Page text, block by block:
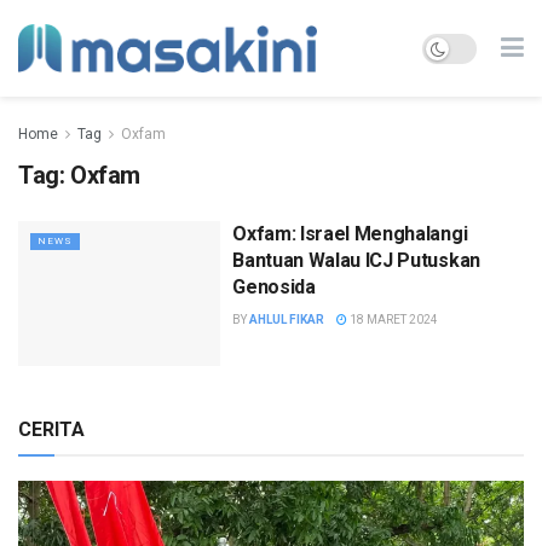
Home Tag Oxfam
Tag: Oxfam
NEWS
Oxfam: Israel Menghalangi
Bantuan Walau ICJ Putuskan
Genosida
BYAHLUL FIKAR 18 MARET 2024
CERITA